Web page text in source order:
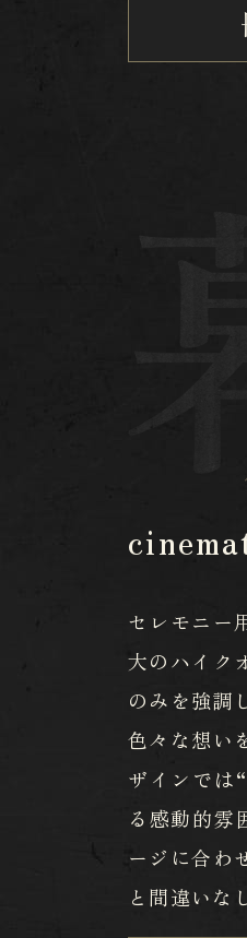
セレモニー
大のハイク
のみを強調
色々な想い
ザインでは
る感動的雰
ージに合わ
と間違いな